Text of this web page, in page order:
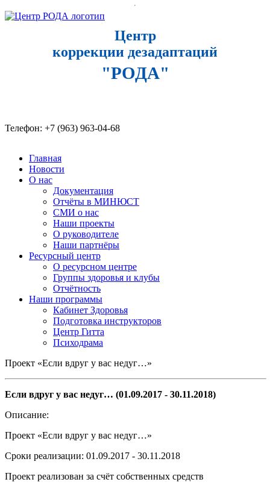
Центр
коррекции дезадаптаций
"РОДА"
Телефон: +7 (963) 963-04-68​
Главная
Новости
О нас
Документация
Отчёты в МИНЮСТ
СМИ о нас
Наши проекты
О руководителе
Наши партнёры
Ресурсный центр
О ресурсном центре
Группы здоровья и клубы
Отчётность
Наши программы
Кабинет Здоровья
Подготовка инструкторов
Центр Гитта
Психодрама
Проект «Если вдруг у вас недуг…»
Если вдруг у вас недуг… (01.09.2017 - 30.11.2018)
Описание:
Проект «Если вдруг у вас недуг…»
Сроки реализации: 01.09.2017 - 30.11.2018
Проект реализован за счёт собственных средств